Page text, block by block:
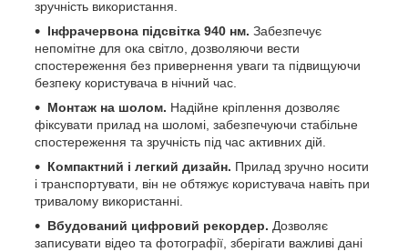
зручність використання.
Інфрачервона підсвітка 940 нм. Забезпечує
непомітне для ока світло, дозволяючи вести
спостереження без привернення уваги та підвищуючи
безпеку користувача в нічний час.
Монтаж на шолом. Надійне кріплення дозволяє
фіксувати прилад на шоломі, забезпечуючи стабільне
спостереження та зручність під час активних дій.
Компактний і легкий дизайн. Прилад зручно носити
і транспортувати, він не обтяжує користувача навіть при
тривалому використанні.
Вбудований цифровий рекордер. Дозволяє
записувати відео та фотографії, зберігати важливі дані